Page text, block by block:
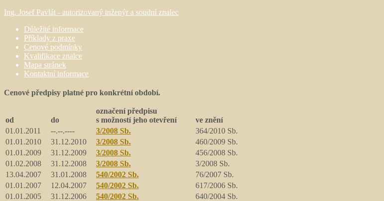
Ing. Josef Pavlát - autorizovaný inženýr a soudní znalec
Důležité informace
Příklady z praxe
Cenové podmínky
Kvalifikace znalce
Mapa stránek
Kontaktní informace
Cenové předpisy platné pro konkrétní období.
od do
označení předpisu
s možností jeho otevření
ve znění
01.01.2011
--.--.---- 3/2008 Sb.
364/2010 Sb.
01.01.2010
31.12.2010 3/2008 Sb.
460/2009 Sb.
01.01.2009
31.12.2009 3/2008 Sb.
456/2008 Sb.
01.02.2008
31.12.2008 3/2008 Sb.
3/2008 Sb.
13.04.2007
31.01.2008 540/2002 Sb.
76/2007 Sb.
01.01.2007
12.04.2007 540/2002 Sb.
617/2006 Sb.
01.01.2005
31.12.2006 540/2002 Sb.
640/2004 Sb.